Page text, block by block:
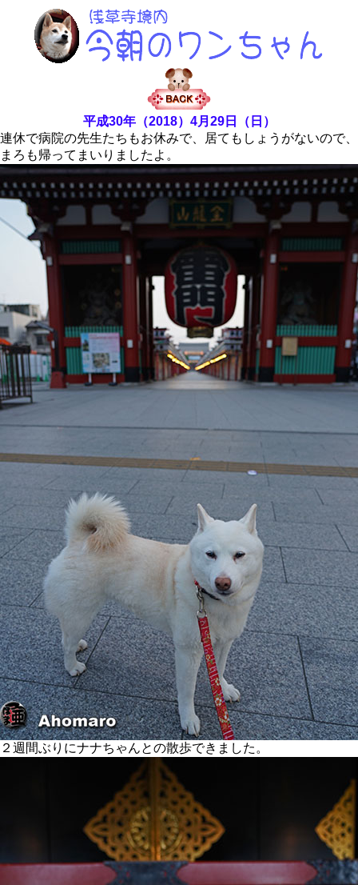
平成30年（2018）4月29日（日）
で病院の先生たちもお休みで、居てもしょうがないので
ろも帰ってまいりましたよ。
間ぶりにナナちゃんとの散歩できました。